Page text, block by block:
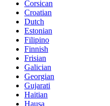
Corsican
Croatian
Dutch
Estonian
Filipino
Finnish
Frisian
Galician
Georgian
Gujarati
Haitian
Hausa